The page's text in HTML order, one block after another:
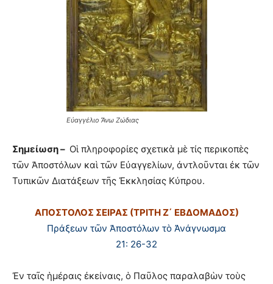
Εὐαγγέλιο Ἄνω Ζώδιας
Σημείωση – Οἱ πληροφορίες σχετικὰ μὲ τίς περικοπὲς
τῶν Ἀποστόλων καὶ τῶν Εὐαγγελίων, ἀντλοῦνται ἐκ τῶν
Τυπικῶν Διατάξεων τῆς Ἐκκλησίας Κύπρου.
ΑΠΟΣΤΟΛΟΣ ΣΕΙΡΑΣ (ΤΡΙΤΗ Ζ΄ ΕΒΔΟΜΑΔΟΣ)
Πράξεων τῶν Ἀποστόλων τὸ Ἀνάγνωσμα
21: 26-32
Ἐν ταῖς ἡμέραις ἐκείναις, ὁ Παῦλος παραλαβὼν τοὺς